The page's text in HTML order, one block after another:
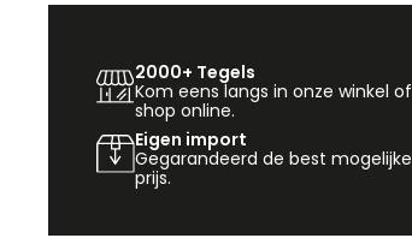
2000+ Tegels
Kom eens langs in onze winkel of
shop online.
Eigen import
Gegarandeerd de best mogelijke
prijs.